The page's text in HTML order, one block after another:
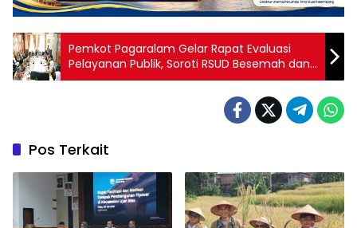
Pemkot Pagaralam Gelar Rapat Evaluasi
Pelayanan Publik, Soroti RSUD Besemah dan
Apresiasi OPD Berprestasi
Pos Terkait